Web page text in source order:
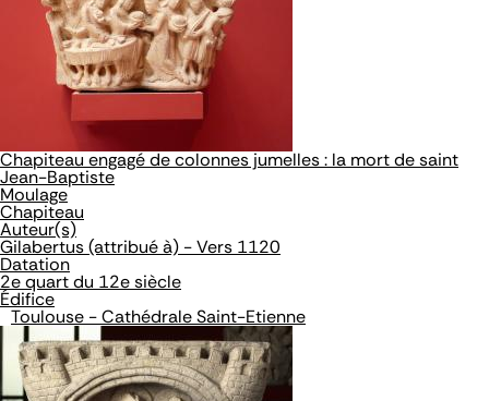
Chapiteau engagé de colonnes jumelles : la mort de saint
Jean-Baptiste
Moulage
Chapiteau
Auteur(s)
Gilabertus (attribué à) - Vers 1120
Datation
2e quart du 12e siècle
Édifice
Toulouse - Cathédrale Saint-Etienne